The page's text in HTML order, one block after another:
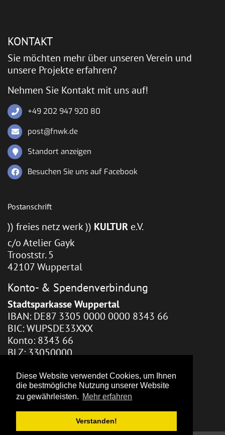
Diese Website verwendet Cookies, um Ihnen
die bestmögliche Nutzung unserer Website
zu gewährleisten. Mehr erfahren
Verstanden!
KONTAKT
Sie möchten mehr über unseren Verein und
unsere Projekte erfahren?
Nehmen Sie Kontakt mit uns auf!
+49 202 947 920 80
post@fnwk.de
Standort anzeigen
Besuchen Sie uns auf Facebook
Postanschrift
)) freies netz werk )) KULTUR e.V.
c/o Atelier Gayk
Trooststr. 5
42107 Wuppertal
Konto- & Spendenverbindung
Stadtsparkasse Wuppertal
IBAN: DE87 3305 0000 0000 8343 66
BIC: WUPSDE33XXX
Konto: 8343 66
BLZ: 33050000
Webhosting / Redaktion
Zara Gayk